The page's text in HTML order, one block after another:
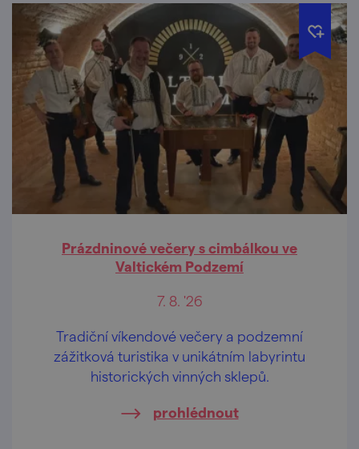
Prázdninové večery s cimbálkou ve
Valtickém Podzemí
7. 8. '26
Tradiční víkendové večery a podzemní
zážitková turistika v unikátním labyrintu
historických vinných sklepů.
prohlédnout